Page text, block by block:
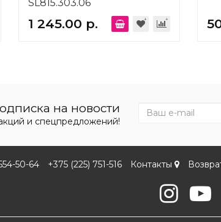
SL815.303.06
1 245.00 р.
на новости
и спецпредложений!
50-64 +375 (225) 751-516 Контакты